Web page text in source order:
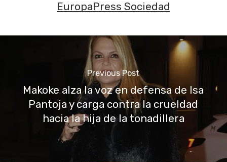
EuropaPress Sociedad
Previous Post
Makoke alza la voz en defensa de Isa
Pantoja y carga contra la crueldad
hacia la hija de la tonadillera